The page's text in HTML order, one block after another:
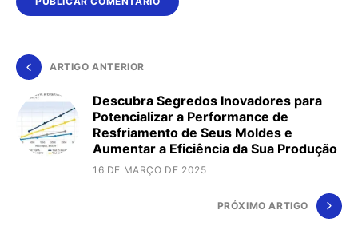
ARTIGO ANTERIOR
Descubra Segredos Inovadores para
Potencializar a Performance de
Resfriamento de Seus Moldes e
Aumentar a Eficiência da Sua Produção
16 DE MARÇO DE 2025
PRÓXIMO ARTIGO